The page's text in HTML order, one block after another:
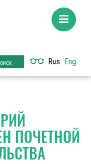
Rus Eng
ПОЧЕТНОЙ